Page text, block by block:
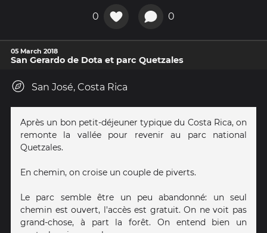
0 0
05 March 2018
San Gerardo de Dota et parc Quetzales
San José, Costa Rica
Après un bon petit-déjeuner typique du Costa Rica, on
remonte la vallée pour revenir au parc national
Quetzales.
En chemin, on croise un couple de piverts.
Le parc semble être un peu abandonné: un seul
chemin est ouvert, l'accès est gratuit. On ne voit pas
grand-chose, à part la forêt. On entend bien un